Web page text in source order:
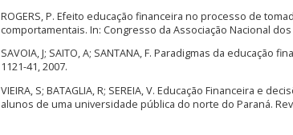
ROGERS, P. Efeito educação financeira no processo de
comportamentais. In: Congresso da Associação Nacional
SAVOIA, J; SAITO, A; SANTANA, F. Paradigmas da
1121-41, 2007.
VIEIRA, S; BATAGLIA, R; SEREIA, V. Educação Financeira e
alunos de uma universidade pública do norte do Paraná.